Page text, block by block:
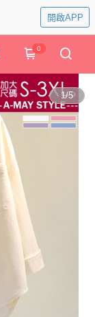
開啟APP
0
1/5